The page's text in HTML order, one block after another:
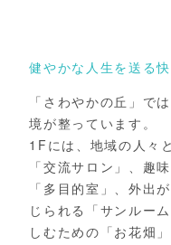
健やかな人生を送る
「さわやかの丘」で
境が整っています。
1Fには、地域の人々
「交流サロン」、 趣
「多目的室」、外出
じられる「サンルーム
しむための「お花畑